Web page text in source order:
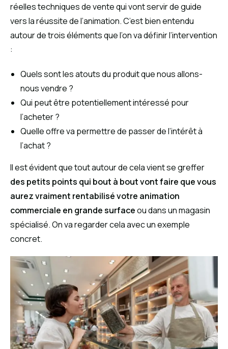
réelles techniques de vente qui vont servir de guide
vers la réussite de l’animation. C’est bien entendu
autour de trois éléments que l’on va définir l’intervention
:
Quels sont les atouts du produit que nous allons-
nous vendre ?
Qui peut être potentiellement intéressé pour
l’acheter ?
Quelle offre va permettre de passer de l’intérêt à
l’achat ?
Il est évident que tout autour de cela vient se greffer
des petits points qui bout à bout vont faire que vous
aurez vraiment rentabilisé votre animation
commerciale en grande surfaceou dans un magasin
spécialisé. On va regarder cela avec un exemple
concret.